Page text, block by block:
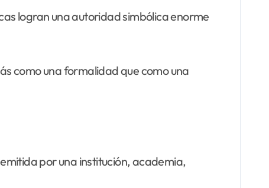
logran una autoridad simbólica enorme
como una formalidad que como una
por una institución, academia,